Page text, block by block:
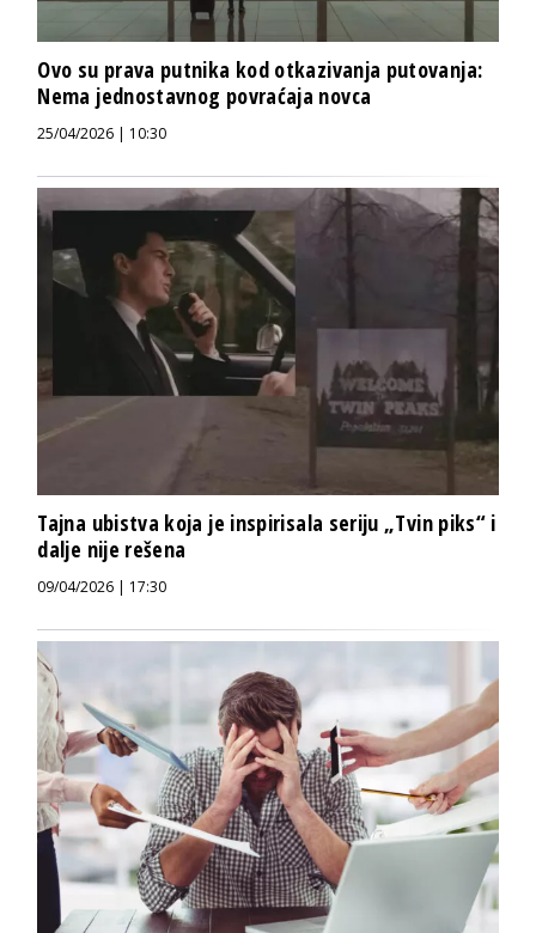
Ovo su prava putnika kod otkazivanja putovanja:
Nema jednostavnog povraćaja novca
25/04/2026 | 10:30
Tajna ubistva koja je inspirisala seriju „Tvin piks“ i
dalje nije rešena
09/04/2026 | 17:30